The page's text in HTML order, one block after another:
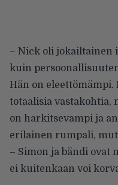
– Nick oli
kuin
Hän on eleettömämpi.
totaalisia vastakohtia,
on harkitsevampi ja
erilainen rumpali,
– Simon ja bändi ovat
ei kuitenkaan voi